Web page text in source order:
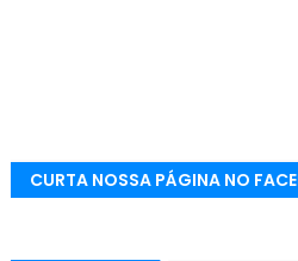
CURTA NOSSA PÁGINA NO